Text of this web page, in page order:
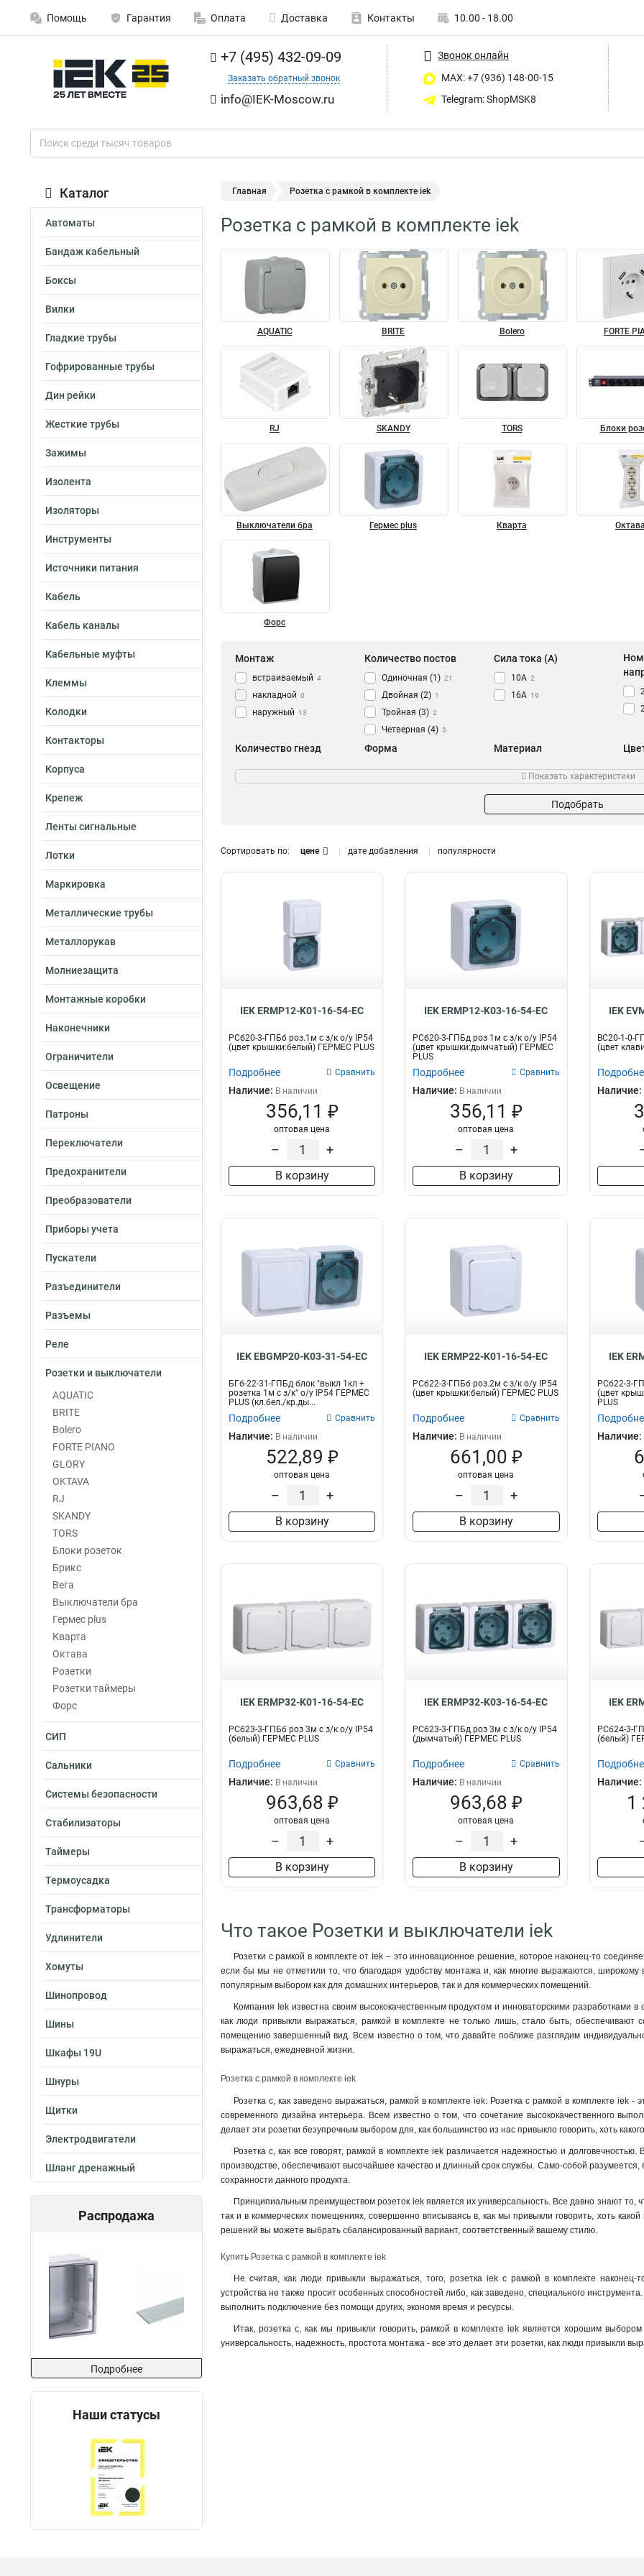
Помощь Гарантия Оплата Доставка Контакты 10.00 - 18.00
+7 (495) 432-09-09
Заказать обратный звонок
info@IEK-Moscow.ru
Звонок онлайн
MAX: +7 (936) 148-00-15
Telegram: ShopMSK8
Каталог
Автоматы
Бандаж кабельный
Боксы
Вилки
Гладкие трубы
Гофрированные трубы
Дин рейки
Жесткие трубы
Зажимы
Изолента
Изоляторы
Инструменты
Источники питания
Кабель
Кабель каналы
Кабельные муфты
Клеммы
Колодки
Контакторы
Корпуса
Крепеж
Ленты сигнальные
Лотки
Маркировка
Металлические трубы
Металлорукав
Молниезащита
Монтажные коробки
Наконечники
Ограничители
Освещение
Патроны
Переключатели
Предохранители
Преобразователи
Приборы учета
Пускатели
Разъединители
Разъемы
Реле
Розетки и выключатели
AQUATIC
BRITE
Bolero
FORTE PIANO
GLORY
OKTAVA
RJ
SKANDY
TORS
Блоки розеток
Брикс
Вега
Выключатели бра
Гермес plus
Кварта
Октава
Розетки
Розетки таймеры
Форс
СИП
Сальники
Системы безопасности
Стабилизаторы
Таймеры
Термоусадка
Трансформаторы
Удлинители
Хомуты
Шинопровод
Шины
Шкафы 19U
Шнуры
Щитки
Электродвигатели
Шланг дренажный
Распродажа
Подробнее
Наши статусы
Главная Розетка с рамкой в комплекте iek
Розетка с рамкой в комплекте iek
AQUATIC BRITE Bolero FORTE
RJ SKANDY TORS Блоки
Выключатели бра Гермес plus Кварта Октава
Форс
Монтаж
встраиваемый 4
накладной 0
наружный 13
Количество постов
Одиночная (1) 21
Двойная (2) 1
Тройная (3) 2
Четверная (4) 3
Сила тока (A)
10А 2
16А 19
Количество гнезд
1 20
2 1
Форма
Квадратная 17
Прямоугольная 7
Материал
Пластик 5
АБС-пластик 12
Заземление
да 17
Наличие крышки Защитные шторки
да 0
С клеммами Поверхность для надписи
нет
Рамка
В комплекте 12
Нет
Категория (UTP)
5E 1
6E
UTP 0
Тип
Показать характеристики
Подобрать
Сортировать по: цене дате добавления популярности
IEK ERMP12-K01-16-54-EC
РСб20-3-ГПБб роз.1м с з/к о/у IP54
(цвет крышки:белый) ГЕРМЕС PLUS
Подробнее Сравнить
Наличие: В наличии
356,11 ₽
оптовая цена
– +
В корзину
IEK ERMP12-K03-16-54-EC
РСб20-3-ГПБд роз 1м с з/к о/у IP54
(цвет крышки:дымчатый) ГЕРМЕС
PLUS
Подробнее Сравнить
Наличие: В наличии
356,11 ₽
оптовая цена
– +
В корзину
IEK
ВС20-1-0-
(цвет
Наличие:
IEK EBGMP20-K03-31-54-EC
БГб-22-31-ГПБд блок "выкл 1кл +
розетка 1м с з/к" о/у IP54 ГЕРМЕС
PLUS (кл.бел./кр.ды...
Подробнее Сравнить
Наличие: В наличии
522,89 ₽
оптовая цена
– +
В корзину
IEK ERMP22-K01-16-54-EC
РСб22-3-ГПБб роз.2м с з/к о/у IP54
(цвет крышки:белый) ГЕРМЕС PLUS
Подробнее Сравнить
Наличие: В наличии
661,00 ₽
оптовая цена
– +
В корзину
IEK
РСб22-3-
(цвет
PLUS
Наличие:
IEK ERMP32-K01-16-54-EC
РСб23-3-ГПБб роз 3м с з/к о/у IP54
(белый) ГЕРМЕС PLUS
Подробнее Сравнить
Наличие: В наличии
963,68 ₽
оптовая цена
– +
В корзину
IEK ERMP32-K03-16-54-EC
РСб23-3-ГПБд роз 3м с з/к о/у IP54
(дымчатый) ГЕРМЕС PLUS
Подробнее Сравнить
Наличие: В наличии
963,68 ₽
оптовая цена
– +
В корзину
IEK
РСб24-3-
(белый)
Наличие:
1
Что такое Розетки и выключатели iek
Розетки с рамкой в комплекте от Iek – это инновационное решение, которое наконец-то
если бы мы не отметили то, что благодаря удобству монтажа и, как многие выражаются, широкому
популярным выбором как для домашних интерьеров, так и для коммерческих помещений.
Компания Iek известна своим высококачественным продуктом и инноваторскими разработками в
как люди привыкли выражаться, рамкой в комплекте не только лишь, стало быть, обеспечивают
помещению завершенный вид. Всем известно о том, что давайте поближе разглядим
выражаться, ежедневной жизни.
Розетка с рамкой в комплекте iek
Розетка с, как заведено выражаться, рамкой в комплекте iek: Розетка с рамкой в комплекте iek
современного дизайна интерьера. Всем известно о том, что сочетание высококачественного
делает эти розетки безупречным выбором для, как большинство из нас привыкло говорить, хоть
Розетка с, как все говорят, рамкой в комплекте iek различается надежностью и
производстве, обеспечивают высочайшее качество и длинный срок службы. Само-собой
сохранности данного продукта.
Принципиальным преимуществом розеток iek является их универсальность. Все давно знают то,
так и в коммерческих помещениях, совершенно вписываясь в, как мы привыкли говорить, хоть
решений вы можете выбрать сбалансированный вариант, соответственный вашему стилю.
Купить Розетка с рамкой в комплекте iek
Не считая, как люди привыкли выражаться, того, розетка iek с рамкой в комплекте наконец-
устройства не также просит особенных способностей либо, как заведено, специального
выполнить подключение без помощи других, экономя время и ресурсы.
Итак, розетка с, как мы привыкли говорить, рамкой в комплекте iek является хорошим
универсальность, надежность, простота монтажа - все это делает эти розетки, как люди привыкли